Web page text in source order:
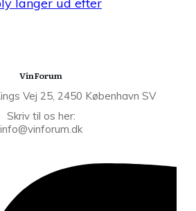
VinForum
Vej 25, 2450 København SV
Skriv til os her:
info@vinforum.dk